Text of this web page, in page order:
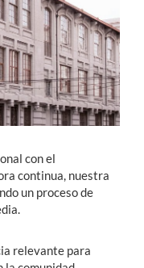
con el
continua, nuestra
un proceso de
relevante para